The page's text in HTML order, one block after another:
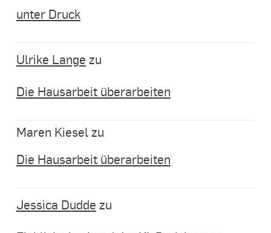
unter Druck
Ulrike Lange zu
Die Hausarbeit überarbeiten
Maren Kieselzu
Die Hausarbeit überarbeiten
Jessica Dudde zu